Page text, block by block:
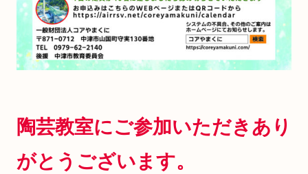
陶芸教室にご参加いただきあり
がとうございます。